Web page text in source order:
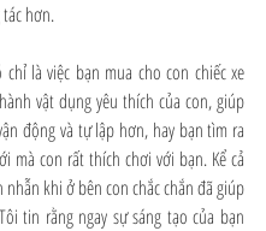
hơn.
chỉ là việc bạn mua cho con chiếc xe
vật dụng yêu thích của con, giúp
động và tự lập hơn, hay bạn tìm ra
mà con rất thích chơi với bạn. Kể cả
nhẫn khi ở bên con chắc chắn đã giúp
tin rằng ngay sự sáng tạo của bạn